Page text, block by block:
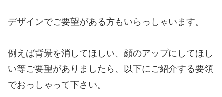
デザインでご要望がある方もいらっしゃいます。
例えば背景を消してほしい、顔のアップにしてほし
い等ご要望がありましたら、以下にご紹介する要領
でおっしゃって下さい。